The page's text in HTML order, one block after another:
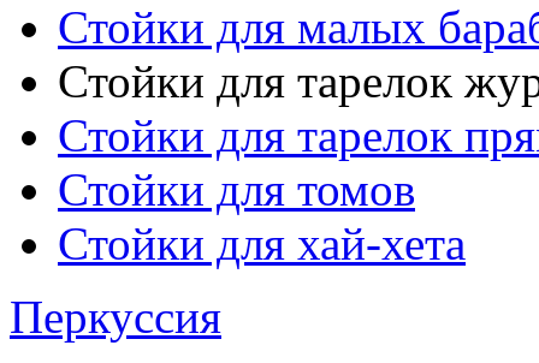
Стойки для малых
Стойки для тарелок
Стойки для тарелок
Стойки для томов
Стойки для хай-хета
Перкуссия